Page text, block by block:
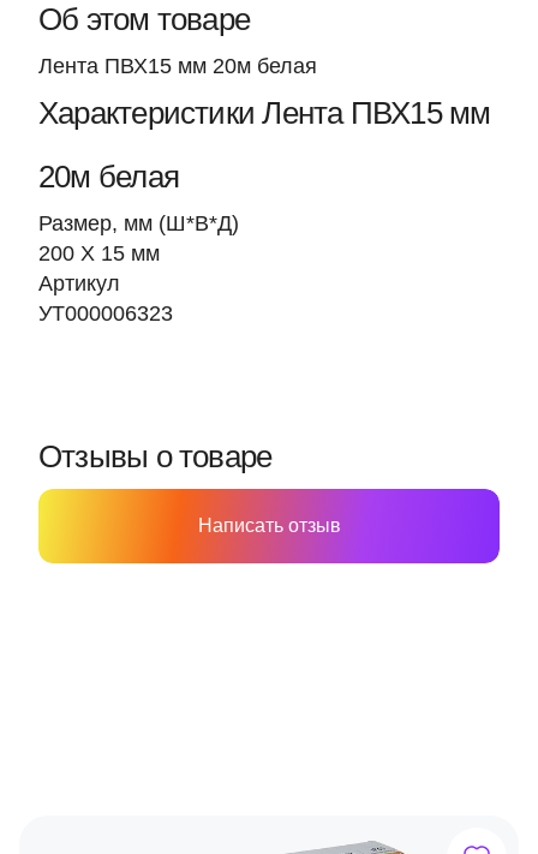
Об этом товаре
Лента ПВХ15 мм 20м белая
Характеристики Лента ПВХ15 мм
20м белая
Размер, мм (Ш*В*Д)
200 Х 15 мм
Артикул
УТ000006323
Отзывы о товаре
Написать отзыв